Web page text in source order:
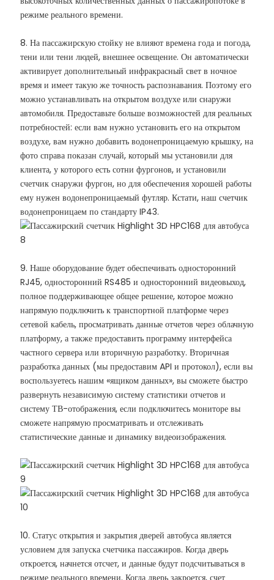
режиме реального времени.
8. На пассажирскую стойку не влияют времена года и погода,
тени или тени людей, внешнее освещение. Он автоматически
активирует дополнительный инфракрасный свет в ночное
время и имеет такую ​​же точность распознавания. Поэтому его
можно устанавливать на открытом воздухе или снаружи
автомобиля. Предоставьте больше возможностей для реальных
потребностей: если вам нужно установить его на открытом
воздухе, вам нужно добавить водонепроницаемую крышку, на
фото справа показан случай, который мы установили для
клиента, у которого есть сотни фургонов, и установили
счетчик снаружи фургон, но для обеспечения хорошей работы
ему нужен водонепроницаемый футляр. Кстати, наш счетчик
водонепроницаем по стандарту IP43.
9. Наше оборудование будет обеспечивать односторонний
RJ45, односторонний RS485 и односторонний видеовыход,
полное поддерживающее общее решение, которое можно
напрямую подключить к транспортной платформе через
сетевой кабель, просматривать данные отчетов через облачную
платформу, а также предоставить программу интерфейса
частного сервера или вторичную разработку. Вторичная
разработка данных (мы предоставим API и протокол), если вы
воспользуетесь нашим «ящиком данных», вы сможете быстро
развернуть независимую систему статистики отчетов и
систему ТВ-отображения, если подключитесь мониторе вы
сможете напрямую просматривать и отслеживать
статистические данные и динамику видеоизображения.
10. Статус открытия и закрытия дверей автобуса является
условием для запуска счетчика пассажиров. Когда дверь
откроется, начнется отсчет, и данные будут подсчитываться в
режиме реального времени. Когда дверь закроется, счет